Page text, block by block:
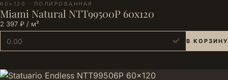
60×120 · ПОЛИРОВАННАЯ
Miami Natural NTT99500P 60x120
2 397 ₽ / м²
м² В КОРЗИНУ